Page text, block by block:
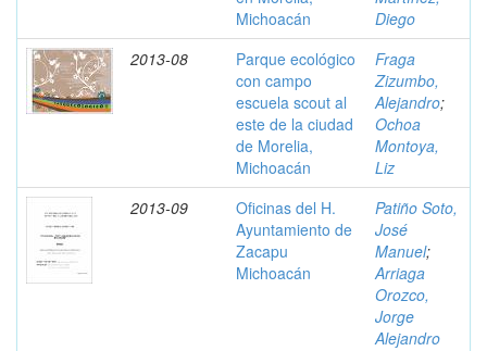
Michoacán
Diego
2013-08
Parque ecológico
con campo
escuela scout al
este de la ciudad
de Morelia,
Michoacán
Fraga
Zizumbo,
Alejandro;
Ochoa
Montoya,
Liz
2013-09
Oficinas del H.
Ayuntamiento de
Zacapu
Michoacán
Patiño Soto,
José
Manuel;
Arriaga
Orozco,
Jorge
Alejandro